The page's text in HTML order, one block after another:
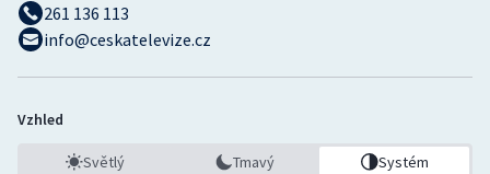
261 136 113
info@ceskatelevize.cz
Vzhled
Světlý Tmavý Systém